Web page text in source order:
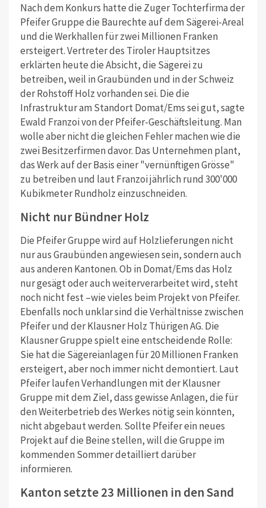
Nach dem Konkurs hatte die Zuger Tochterfirma der
Pfeifer Gruppe die Baurechte auf dem Sägerei-Areal
und die Werkhallen für zwei Millionen Franken
ersteigert. Vertreter des Tiroler Hauptsitzes
erklärten heute die Absicht, die Sägerei zu
betreiben, weil in Graubünden und in der Schweiz
der Rohstoff Holz vorhanden sei. Die die
Infrastruktur am Standort Domat/Ems sei gut, sagte
Ewald Franzoi von der Pfeifer-Geschäftsleitung. Man
wolle aber nicht die gleichen Fehler machen wie die
zwei Besitzerfirmen davor. Das Unternehmen plant,
das Werk auf der Basis einer "vernünftigen Grösse"
zu betreiben und laut Franzoi jährlich rund 300'000
Kubikmeter Rundholz einzuschneiden.
Nicht nur Bündner Holz
Die Pfeifer Gruppe wird auf Holzlieferungen nicht
nur aus Graubünden angewiesen sein, sondern auch
aus anderen Kantonen. Ob in Domat/Ems das Holz
nur gesägt oder auch weiterverarbeitet wird, steht
noch nicht fest –wie vieles beim Projekt von Pfeifer.
Ebenfalls noch unklar sind die Verhältnisse zwischen
Pfeifer und der Klausner Holz Thürigen AG. Die
Klausner Gruppe spielt eine entscheidende Rolle:
Sie hat die Sägereianlagen für 20 Millionen Franken
ersteigert, aber noch immer nicht demontiert. Laut
Pfeifer laufen Verhandlungen mit der Klausner
Gruppe mit dem Ziel, dass gewisse Anlagen, die für
den Weiterbetrieb des Werkes nötig sein könnten,
nicht abgebaut werden. Sollte Pfeifer ein neues
Projekt auf die Beine stellen, will die Gruppe im
kommenden Sommer detailliert darüber
informieren.
Kanton setzte 23 Millionen in den Sand